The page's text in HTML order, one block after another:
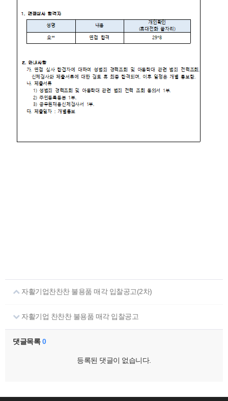
자활기업찬찬찬 불용품 매각 입찰공고(2차)
자활기업 찬찬찬 불용품 매각 입찰공고
댓글목록0
등록된 댓글이 없습니다.